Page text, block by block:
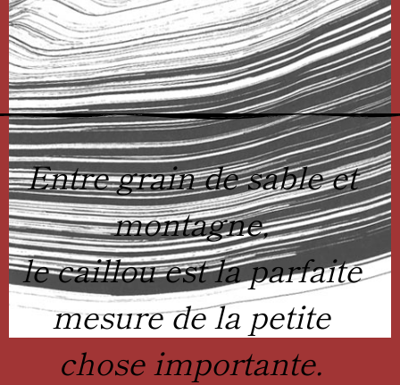
Entre grain de sable et
montagne,
le caillou est la parfaite
mesure de la petite
chose importante.